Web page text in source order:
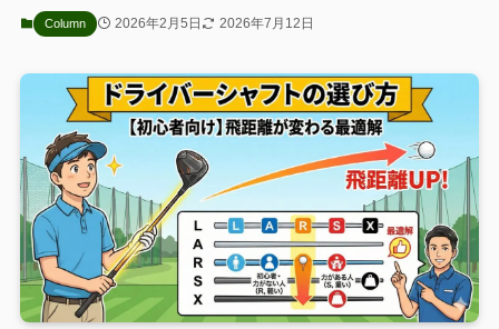
Column 2026年2月5日 2026年7月12日